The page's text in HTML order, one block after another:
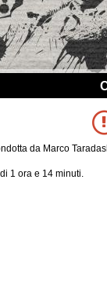
da Marco
1 ora e 14 minuti.